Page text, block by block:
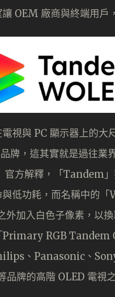
讓 OEM 廠商與終端用戶
電視與 PC 顯示器上的
牌，這其實就是過往業
官方解釋，「Tandem
與低功耗，而名稱中的
外加入白色子像素，以
Primary RGB Tandem
、Panasonic、
牌的高階 OLED 電視